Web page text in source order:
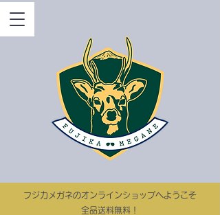
​フジカメガネのオンラインショップへようこそ
​​全品送料無料！